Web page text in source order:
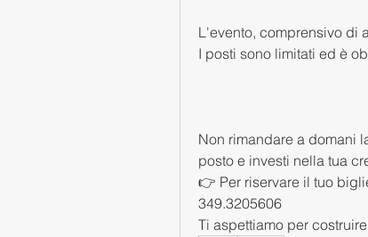
L'evento, comprensivo di
I posti sono limitati ed è
Non rimandare a domani
posto e investi nella tua
👉 Per riservare il tuo
349.3205606
Ti aspettiamo per